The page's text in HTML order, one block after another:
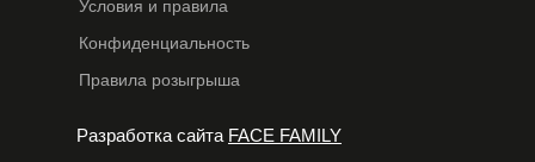
Условия и правила
Правила розыгрыша
Конфиденциальность
Разработка сайта FACE FAMILY